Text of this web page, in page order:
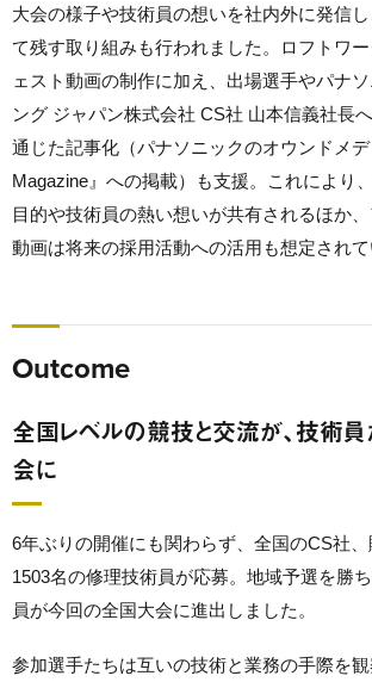
大会の様子や技術員の想いを社内外に発信
て残す取り組みも行われました。ロフトワ
ェスト動画の制作に加え、出場選手やパナ
ング ジャパン株式会社 CS社 山本信義社長
通じた記事化（パナソニックのオウンドメ
Magazine』への掲載）も支援。これにより
目的や技術員の熱い想いが共有されるほか
動画は将来の採用活動への活用も想定されて
Outcome
全国レベルの競技と交流が、技術
会に
6年ぶりの開催にも関わらず、全国のCS社
1503名の修理技術員が応募。地域予選を勝
員が今回の全国大会に進出しました。
参加選手たちは互いの技術と業務の手際を